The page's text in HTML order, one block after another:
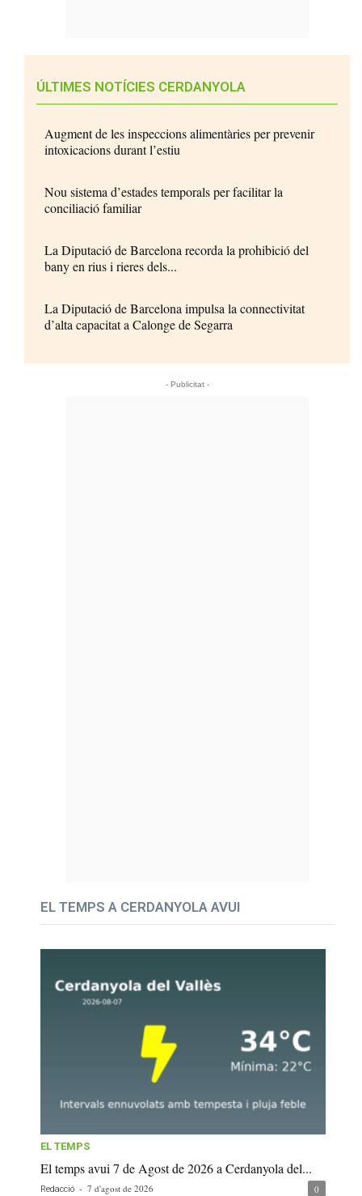
ÚLTIMES NOTÍCIES CERDANYOLA
Augment de les inspeccions alimentàries per prevenir
intoxicacions durant l’estiu
Nou sistema d’estades temporals per facilitar la
conciliació familiar
La Diputació de Barcelona recorda la prohibició del
bany en rius i rieres dels...
La Diputació de Barcelona impulsa la connectivitat
d’alta capacitat a Calonge de Segarra
- Publicitat -
EL TEMPS A CERDANYOLA AVUI
EL TEMPS
El temps avui 7 de Agost de 2026 a Cerdanyola del...
Redacció - 7 d'agost de 2026 0